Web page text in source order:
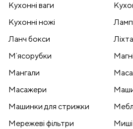
Кухонні ваги
Кухонні ножі
Ланч бокси
Мʼясорубки
Мангали
Масажери
Машинки для стрижки
Мережеві фільтри
Миші